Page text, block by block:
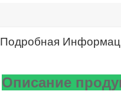
Подробная
Описание